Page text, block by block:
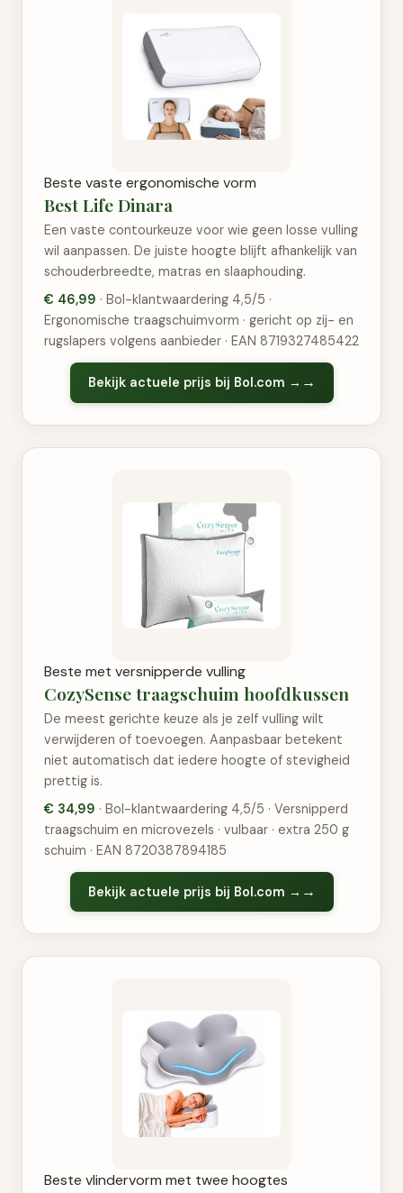
Beste vaste ergonomische vorm
Best Life Dinara
Een vaste contourkeuze voor wie geen losse vulling
wil aanpassen. De juiste hoogte blijft afhankelijk van
schouderbreedte, matras en slaaphouding.
€ 46,99 · Bol-klantwaardering 4,5/5 ·
Ergonomische traagschuimvorm · gericht op zij- en
rugslapers volgens aanbieder · EAN 8719327485422
Bekijk actuele prijs bij Bol.com →
Beste met versnipperde vulling
CozySense traagschuim hoofdkussen
De meest gerichte keuze als je zelf vulling wilt
verwijderen of toevoegen. Aanpasbaar betekent
niet automatisch dat iedere hoogte of stevigheid
prettig is.
€ 34,99 · Bol-klantwaardering 4,5/5 · Versnipperd
traagschuim en microvezels · vulbaar · extra 250 g
schuim · EAN 8720387894185
Bekijk actuele prijs bij Bol.com →
Beste vlindervorm met twee hoogtes